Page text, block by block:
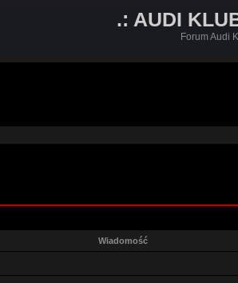
.: AUDI
Forum Audi
Wiadomość